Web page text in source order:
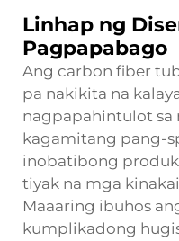
Linhap ng
Pagpapabago
Ang carbon fiber
pa nakikita na
nagpapahintulot sa
kagamitang pang-
inobatibong
tiyak na mga
Maaaring ibuhos
kumplikadong